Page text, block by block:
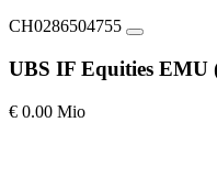
CH0286504755
UBS IF Equities EMU
€ 0.00 Mio